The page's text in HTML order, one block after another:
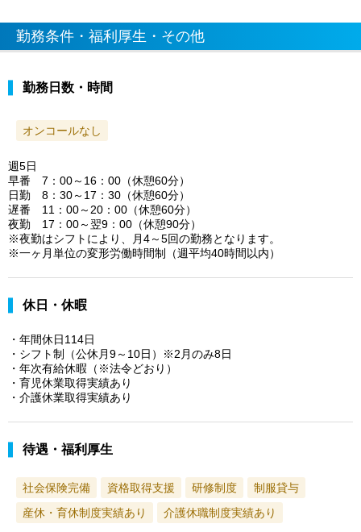
勤務条件・福利厚生・その他
勤務日数・時間
オンコールなし
週5日
早番 7：00～16：00（休憩60分）
日勤 8：30～17：30（休憩60分）
遅番 11：00～20：00（休憩60分）
夜勤 17：00～翌9：00（休憩90分）
※夜勤はシフトにより、月4～5回の勤務となります。
※一ヶ月単位の変形労働時間制（週平均40時間以内）
休日・休暇
・年間休日114日
・シフト制（公休月9～10日）※2月のみ8日
・年次有給休暇（※法令どおり）
・育児休業取得実績あり
・介護休業取得実績あり
待遇・福利厚生
社会保険完備 資格取得支援 研修制度
制服貸与
産休・育休制度実績あり
介護休職制度実績あり